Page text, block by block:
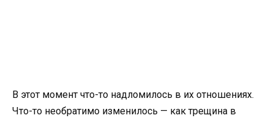
В этот момент что-то надломилось в их отношениях.
Что-то необратимо изменилось — как трещина в